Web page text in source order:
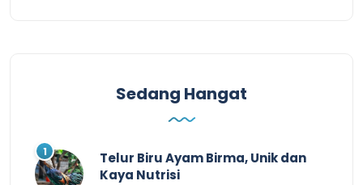
Sedang Hangat
Telur Biru Ayam Birma, Unik dan
Kaya Nutrisi